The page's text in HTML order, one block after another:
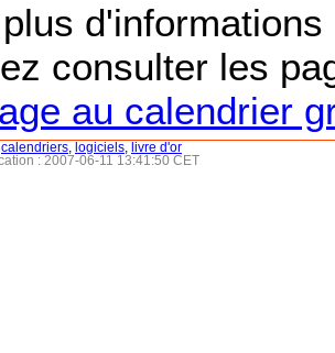
consulter les
au calendrier
calendriers logiciels
livre d'or
: 2007-06-11 13:41:50 CET